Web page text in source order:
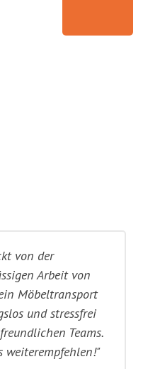
von der
Arbeit von
Möbeltransport
und stressfrei
Teams.
weiterempfehlen!"